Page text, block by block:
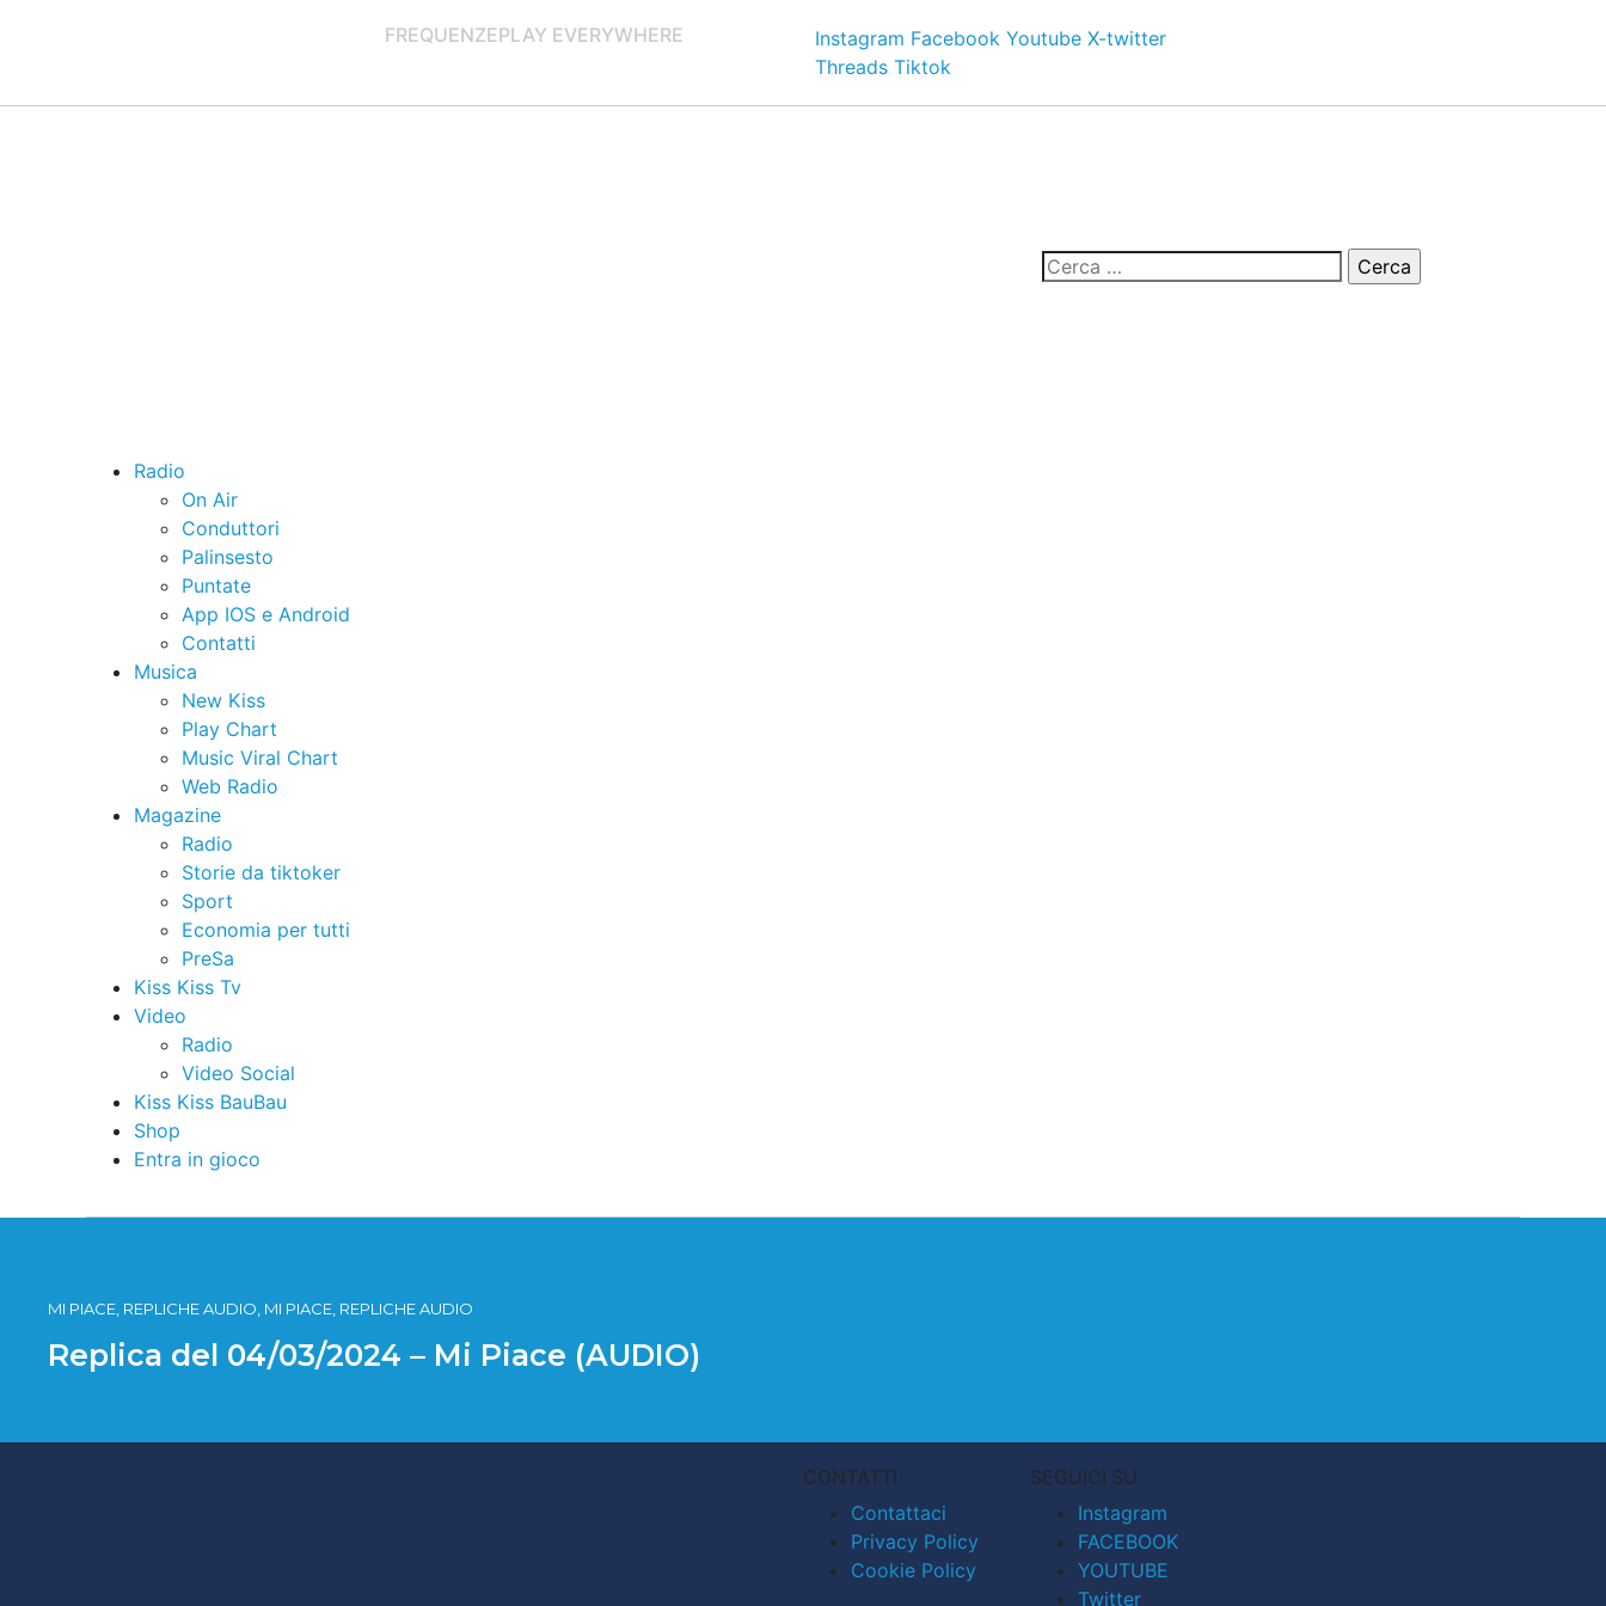
FREQUENZEPLAY EVERYWHERE Instagram Facebook Youtube X-twitter
Threads Tiktok
Radio
On Air
Conduttori
Palinsesto
Puntate
App IOS e Android
Contatti
Musica
New Kiss
Play Chart
Music Viral Chart
Web Radio
Magazine
Radio
Storie da tiktoker
Sport
Economia per tutti
PreSa
Kiss Kiss Tv
Video
Radio
Video Social
Kiss Kiss BauBau
Shop
Entra in gioco
MI PIACE, REPLICHE AUDIO, MI PIACE, REPLICHE AUDIO
Replica del 04/03/2024 – Mi Piace (AUDIO)
CONTATTI
Contattaci
Privacy Policy
Cookie Policy
SEGUICI SU
Instagram
FACEBOOK
YOUTUBE
Twitter